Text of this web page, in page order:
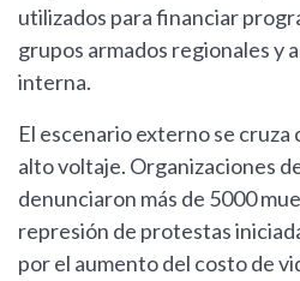
utilizados para financiar
grupos armados regionales y
interna.
El escenario externo se cruza
alto voltaje. Organizaciones
denunciaron más de 5000
represión de protestas
por el aumento del costo de